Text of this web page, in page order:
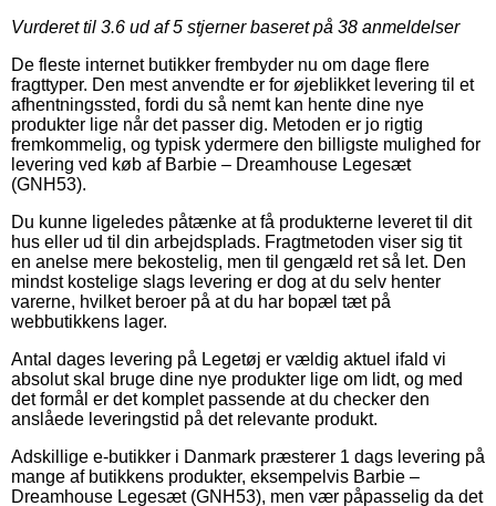
Vurderet til 3.6 ud af 5 stjerner baseret på 38 anmeldelser
De fleste internet butikker frembyder nu om dage flere
fragttyper. Den mest anvendte er for øjeblikket levering til et
afhentningssted, fordi du så nemt kan hente dine nye
produkter lige når det passer dig. Metoden er jo rigtig
fremkommelig, og typisk ydermere den billigste mulighed for
levering ved køb af Barbie – Dreamhouse Legesæt
(GNH53).
Du kunne ligeledes påtænke at få produkterne leveret til dit
hus eller ud til din arbejdsplads. Fragtmetoden viser sig tit
en anelse mere bekostelig, men til gengæld ret så let. Den
mindst kostelige slags levering er dog at du selv henter
varerne, hvilket beroer på at du har bopæl tæt på
webbutikkens lager.
Antal dages levering på Legetøj er vældig aktuel ifald vi
absolut skal bruge dine nye produkter lige om lidt, og med
det formål er det komplet passende at du checker den
anslåede leveringstid på det relevante produkt.
Adskillige e-butikker i Danmark præsterer 1 dags levering på
mange af butikkens produkter, eksempelvis Barbie –
Dreamhouse Legesæt (GNH53), men vær påpasselig da det